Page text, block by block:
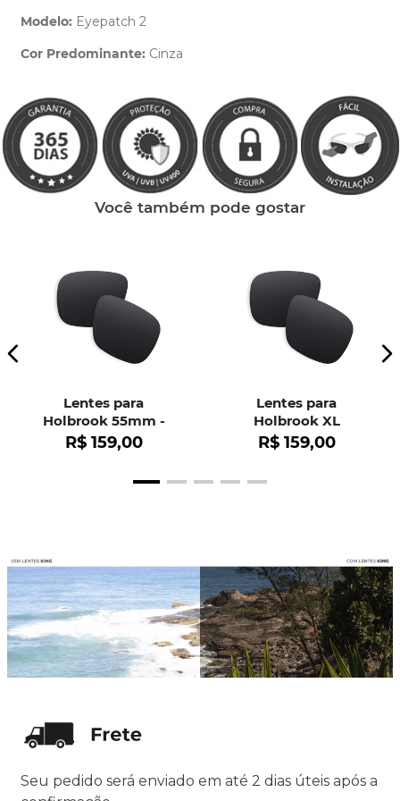
Modelo: Eyepatch 2
Cor Predominante: Cinza
Você também pode gostar
Lentes para
Holbrook 55mm -
OO9102
R$ 159,00
Lentes para
Holbrook XL
R$ 159,00
Seu pedido será enviado em até 2 dias úteis após a